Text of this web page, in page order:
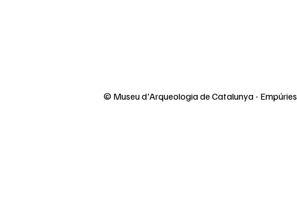
© Museu d'Arqueologia de Catalunya - Empúries